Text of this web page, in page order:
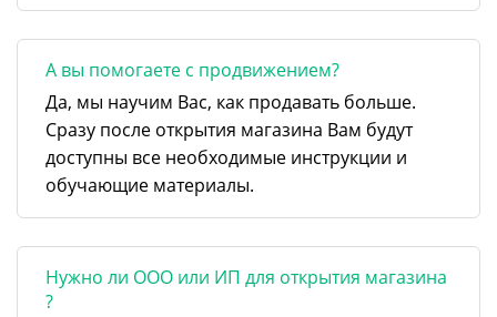
А вы помогаете с продвижением?
Да, мы научим Вас, как продавать больше.
Сразу после открытия магазина Вам будут
доступны все необходимые инструкции и
обучающие материалы.
Нужно ли ООО или ИП для открытия магазина
?